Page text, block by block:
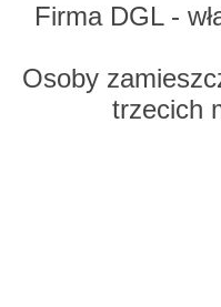
Firma DGL -
Osoby
trzecich